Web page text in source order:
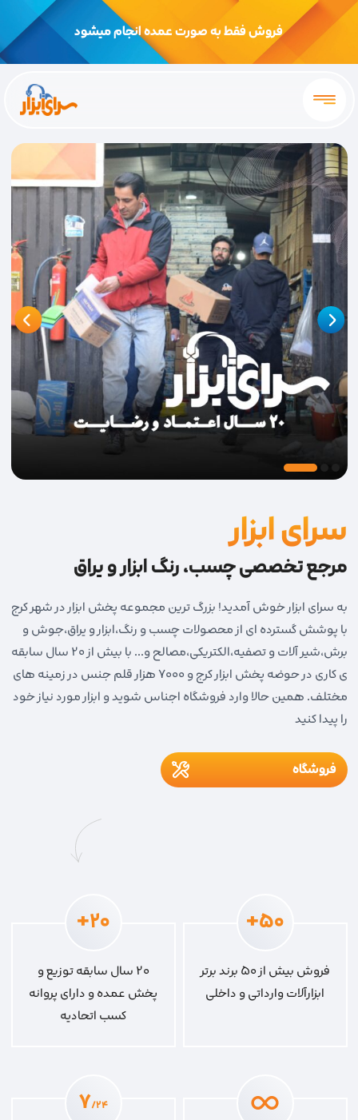
فروش فقط به صورت عمده انجام میشود
سرای ابزار
مرجع تخصصی چسب، رنگ ابزار و یراق
به سرای ابزار خوش آمدید! بزرگ ترین مجموعه پخش ابزار در شهر کرج
با پوشش گسترده ای از محصولات چسب و رنگ،ابزار و یراق،جوش و
برش،شیر آلات و تصفیه،الکتریکی،مصالح و... با بیش از 20 سال سابقه
ی کاری در حوضه پخش ابزار کرج و 7000 هزار قلم جنس در زمینه های
مختلف. همین حالا وارد فروشگاه اجناس شوید و ابزار مورد نیاز خود
را پیدا کنید
فروشگاه
50+
فروش بیش از ۵۰ برند برتر
ابزارآلات وارداتی و داخلی
20+
۲۰ سال سابقه توزیع و
پخش عمده و دارای پروانه
کسب اتحادیه
۷/۲۴